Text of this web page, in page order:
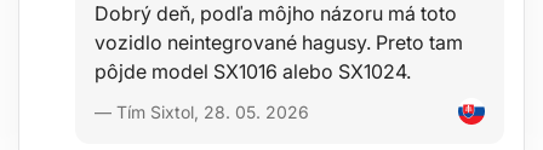
Dobrý deň, podľa môjho názoru má toto
vozidlo neintegrované hagusy. Preto tam
pôjde model SX1016 alebo SX1024.
— Tím Sixtol, 28. 05. 2026